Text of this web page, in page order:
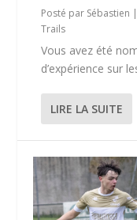
Posté par Sébastien |
Trails
Vous avez été
d’expérience sur
LIRE LA SUITE